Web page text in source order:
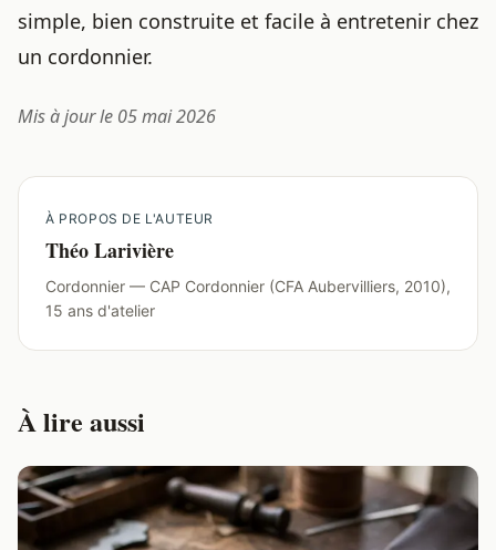
simple, bien construite et facile à entretenir chez
un cordonnier.
Mis à jour le 05 mai 2026
À PROPOS DE L'AUTEUR
Théo Larivière
Cordonnier — CAP Cordonnier (CFA Aubervilliers, 2010),
15 ans d'atelier
À lire aussi